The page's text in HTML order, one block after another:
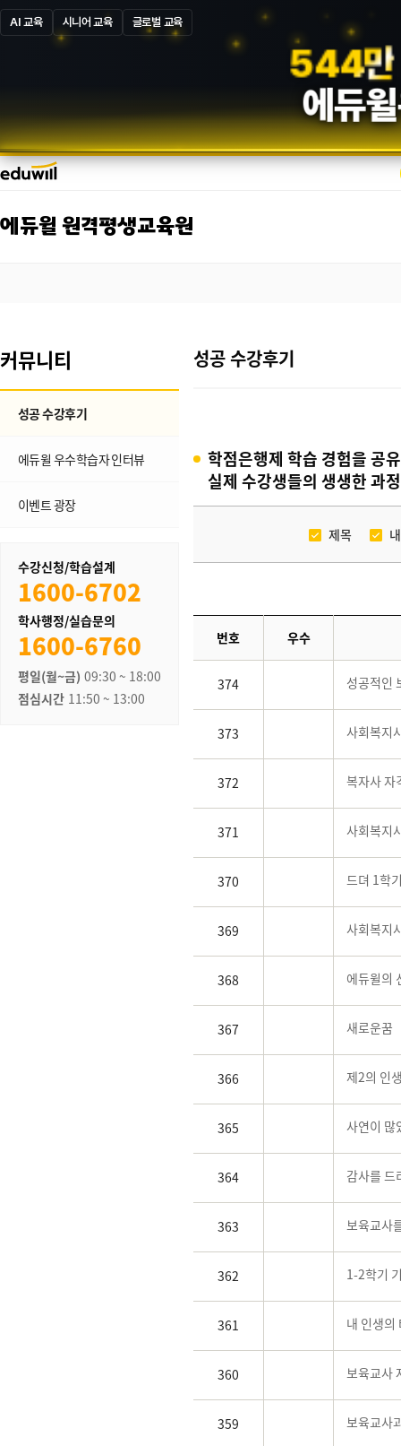
AI 교육 시니어 교육 글로벌 교육
587만
에듀윌
에듀윌 원격평생교육원
커뮤니티
성공 수강후기
에듀윌 우수학습자 인터뷰
이벤트 광장
수강신청/학습설계
1600-6702
학사행정/실습문의
1600-6760
평일(월~금) 09:30 ~ 18:00
점심시간 11:50 ~ 13:00
성공 수강후기
학점은행제 학습 경험을 공
실제 수강생들의 생생한 과
제목
번호 우수
374 성공적인
373 사회복지
372 복자사 자
371 사회복지
370 드뎌 1학
369 사회복지
368 에듀윌의
367 새로운꿈
366 제2의 인
365 사연이 많
364 감사를 드
363 보육교사
362 1-2학기
361 내 인생의
360 보육교사
359 보육교사